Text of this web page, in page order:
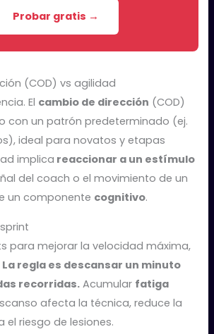
Probar gratis →
(COD) vs agilidad
El cambio de dirección (COD)
con un patrón predeterminado (ej.
ideal para novatos y etapas
implica reaccionar a un estímulo
del coach o el movimiento de un
un componente cognitivo.
para mejorar la velocidad máxima,
La regla es descansar un minuto
recorridas. Acumular fatiga
afecta la técnica, reduce la
el riesgo de lesiones.